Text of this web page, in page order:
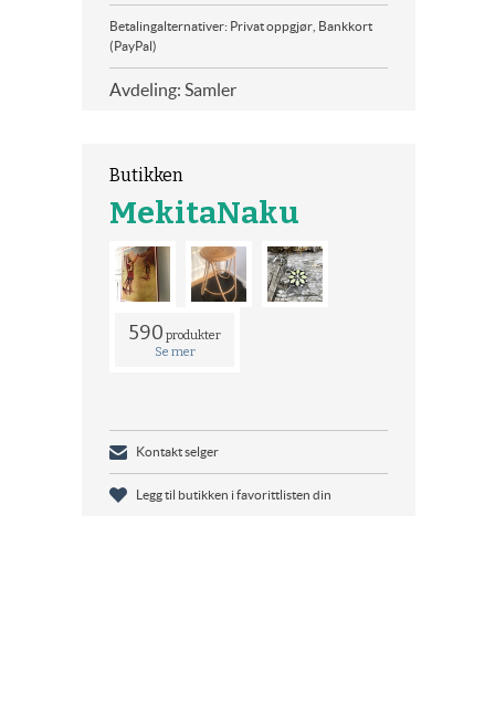
Betalingalternativer: Privat oppgjør, Bankkort
(PayPal)
Avdeling: Samler
Butikken
MekitaNaku
590 produkter
Se mer
Kontakt selger
Legg til butikken i favorittlisten din